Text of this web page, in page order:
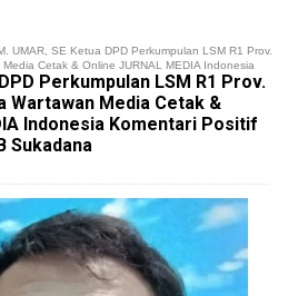
UMAR, SE Ketua DPD Perkumpulan LSM R1 Prov.
Cetak & Online JURNAL MEDIA Indonesia
IIB Sukadana
Perkumpulan LSM R1 Prov.
Wartawan Media Cetak &
Indonesia Komentari Positif
Sukadana